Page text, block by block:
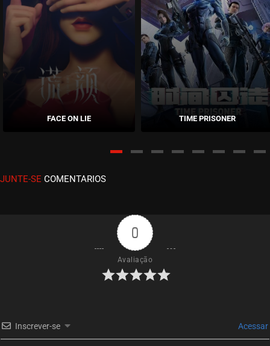
ASSISTIDO
ASSISTIDO
EPISÓDIO 08
dezembro 02, 2025
EPISÓDIO 07
ASSISTIDO
EPISÓDIO 05
novembro 14, 2025
EPISÓDIO 04
EPISÓDIO 03
FACE ON LIE TIME PRISONER
JUNTE-SE COMENTARIOS
0
Avaliação
Inscrever-se Acessar